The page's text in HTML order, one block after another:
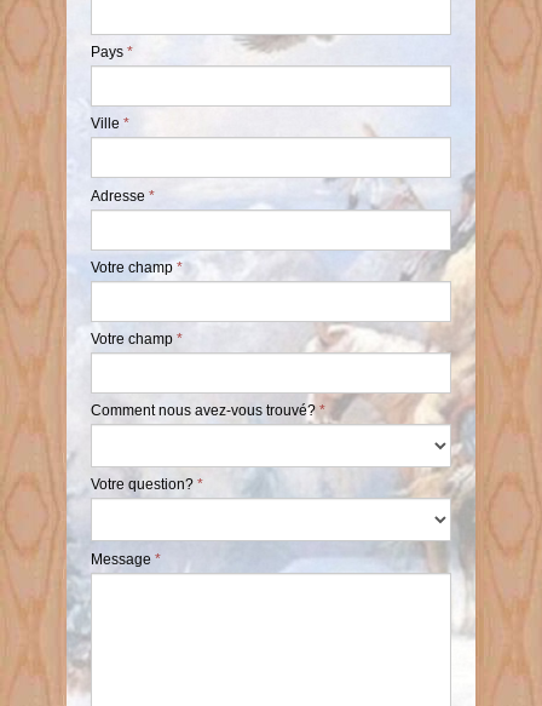
Pays *
Ville *
Adresse *
Votre champ *
Votre champ *
Comment nous avez-vous trouvé? *
Votre question? *
Message *